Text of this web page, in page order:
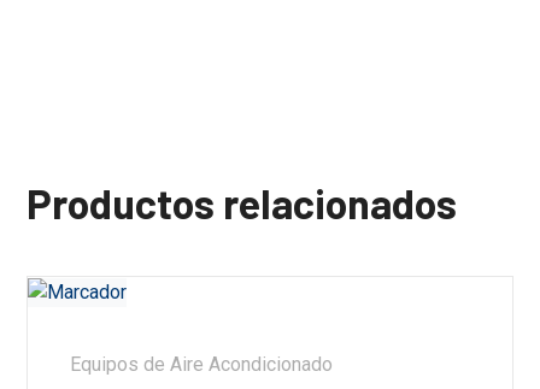
Productos relacionados
Equipos de Aire Acondicionado